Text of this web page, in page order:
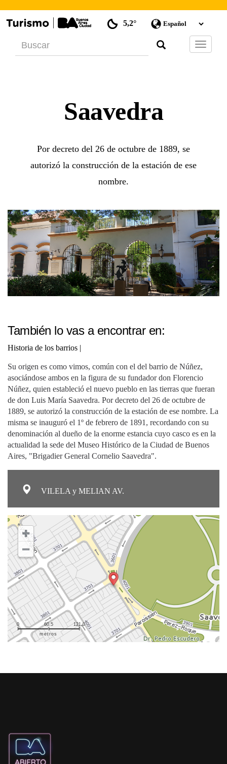
5,2°
Barra
de
Saavedra
Por decreto del 26 de octubre de 1889, se
autorizó la construcción de la estación de ese
nombre.
También lo vas a encontrar en:
Historia de los barrios |
Su origen es como vimos, común con el del barrio de Núñez,
asociándose ambos en la figura de su fundador don Florencio
Núñez, quien estableció el nuevo pueblo en las tierras que fueran
de don Luis María Saavedra. Por decreto del 26 de octubre de
1889, se autorizó la construcción de la estación de ese nombre. La
misma se inauguró el 1º de febrero de 1891, recordando con su
denominación al dueño de la enorme estancia cuyo casco es en la
actualidad la sede del Museo Histórico de la Ciudad de Buenos
Aires, "Brigadier General Cornelio Saavedra".
VILELA y MELIAN AV.
metros
0 60.5 121.0